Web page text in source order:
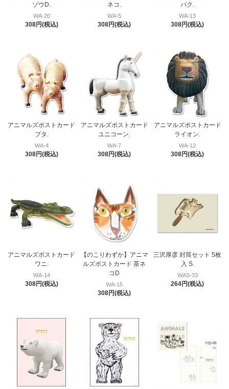
ゾウD.
WA-20
308円(税込)
ネコ.
WA-5
308円(税込)
バク.
WA-13
308円(税込)
アニマルズポストカード
ブタ.
WA-4
308円(税込)
アニマルズポストカード
ユニコーン.
WA-7
308円(税込)
アニマルズポストカード
ライオン.
WA-12
308円(税込)
アニマルズポストカード
ワニ.
WA-14
308円(税込)
【のこりわずか】アニマ
ルズポストカード 茶ネ
コD
WA-15
308円(税込)
三沢厚彦 封筒セット 5枚
入 S.
WAS-33
264円(税込)